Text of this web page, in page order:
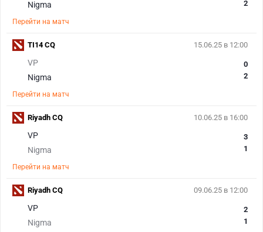
Nigma
2
Перейти на матч
15.06.25 в 12:00
VP
Nigma
0
2
Перейти на матч
TI14 CQ
10.06.25 в 16:00
VP
Nigma
3
1
Перейти на матч
Riyadh CQ
09.06.25 в 12:00
VP
Nigma
2
1
Riyadh CQ